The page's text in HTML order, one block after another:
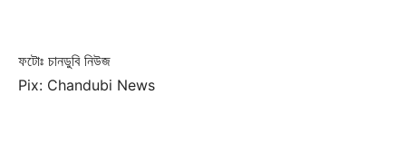
ফটোঃ চানডুবি নিউজ
Pix: Chandubi News